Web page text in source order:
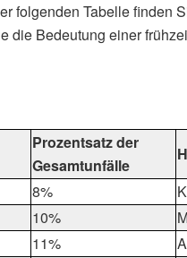
folgenden Tabelle finden
die Bedeutung einer
Prozentsatz der
Gesamtunfälle
8%
10%
11%